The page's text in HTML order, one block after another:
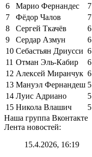
6
Марио Фернандес
7
7
Фёдор Чалов
7
8
Сергей Ткачёв
6
9
Сердар Азмун
6
10 Себастьян Дриусси 6
11 Отман Эль-Кабир
6
12 Алексей Миранчук 6
13 Мануэл Фернандеш 5
14 Луис Адриано
5
15 Никола Влашич
5
Наша группа Вконтакте
Лента новостей:
15.4.2026, 16:19